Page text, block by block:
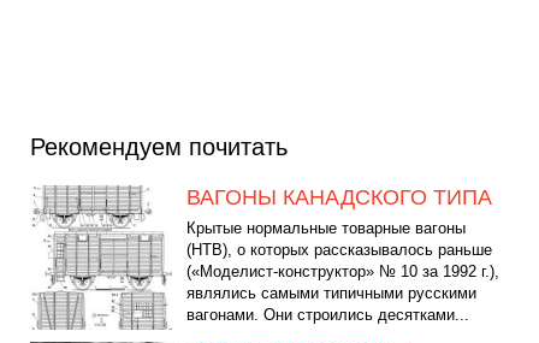
Рекомендуем почитать
ВАГОНЫ КАНАДСКОГО ТИПА
Крытые нормальные товарные вагоны
(НТВ), о которых рассказывалось раньше
(«Моделист-конструктор» № 10 за 1992 г.),
являлись самыми типичными русскими
вагонами. Они строились десятками...